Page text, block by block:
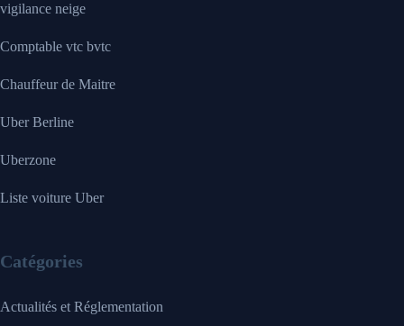
vigilance neige
Comptable vtc bvtc
Chauffeur de Maitre
Uber Berline
Uberzone
Liste voiture Uber
Catégories
Actualités et Réglementation